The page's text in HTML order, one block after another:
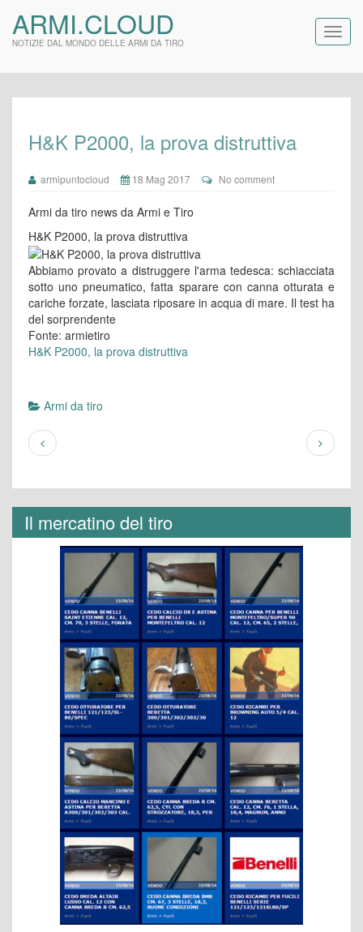
ARMI.CLOUD
NOTIZIE DAL MONDO DELLE ARMI DA TIRO
H&K P2000, la prova distruttiva
armipuntocloud 18 Mag 2017 No comment
Armi da tiro news da Armi e Tiro
H&K P2000, la prova distruttiva
Abbiamo provato a distruggere l'arma tedesca: schiacciata
sotto uno pneumatico, fatta sparare con canna otturata e
cariche forzate, lasciata riposare in acqua di mare. Il test ha
del sorprendente
Fonte: armietiro
H&K P2000, la prova distruttiva
Armi da tiro
Il mercatino del tiro